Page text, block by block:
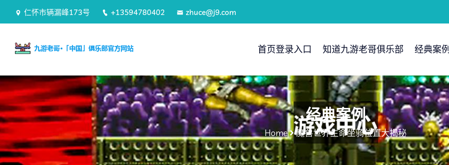
仁怀市辆漏峰173号 +13594780402 zhuce@j9.com
首页登录入口 知道九游老哥俱乐部 经典案例
经典案例
Home 魔兽世界生命坐骑位置大揭秘